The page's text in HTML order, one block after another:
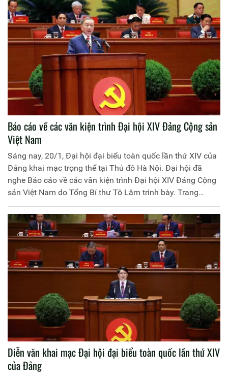
Báo cáo về các văn kiện trình Đại hội XIV Đảng Cộng sản
Việt Nam
Sáng nay, 20/1, Đại hội đại biểu toàn quốc lần thứ XIV của
Đảng khai mạc trọng thể tại Thủ đô Hà Nội. Đại hội đã
nghe Báo cáo về các văn kiện trình Đại hội XIV Đảng Cộng
sản Việt Nam do Tổng Bí thư Tô Lâm trình bày. Trang
thông tin điện tử Học viện Chính trị CAND trân trọng giới
thiệu toàn văn Báo cáo.
Diễn văn khai mạc Đại hội đại biểu toàn quốc lần thứ XIV
của Đảng